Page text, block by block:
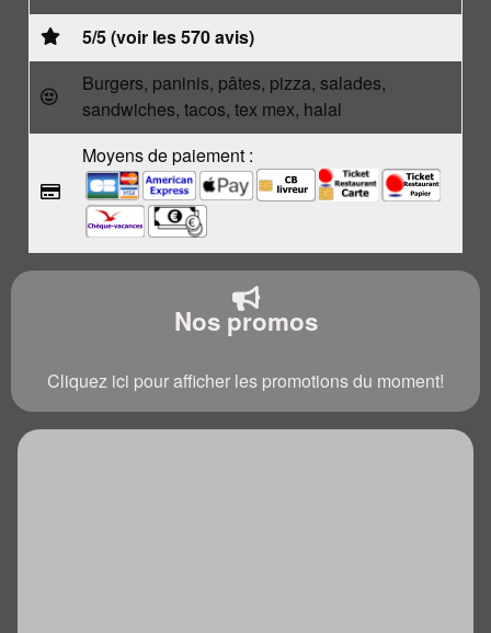
5/5 (voir les 570 avis)
Burgers, paninis, pâtes, pizza, salades,
sandwiches, tacos, tex mex, halal
Moyens de paiement :
Nos promos
Cliquez ici pour afficher les promotions du moment!